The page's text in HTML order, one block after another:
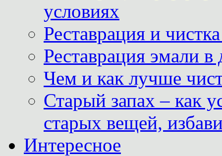
условиях
Реставрация и
Реставрация эмали
Чем и как лучше
Старый запах – как
старых вещей,
Интересное